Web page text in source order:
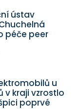
ústav
péče peer
u
v kraji vzrostlo
poprvé